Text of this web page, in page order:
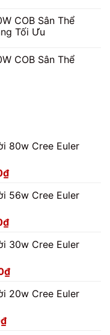
COB Sân Thể
Tối Ưu
COB Sân Thể
80w Cree Euler
₫Giá
tại
5.650.000₫.
56w Cree Euler
₫Giá
tại
3.590.000₫.
30w Cree Euler
₫Giá
tại
20w Cree Euler
₫Giá